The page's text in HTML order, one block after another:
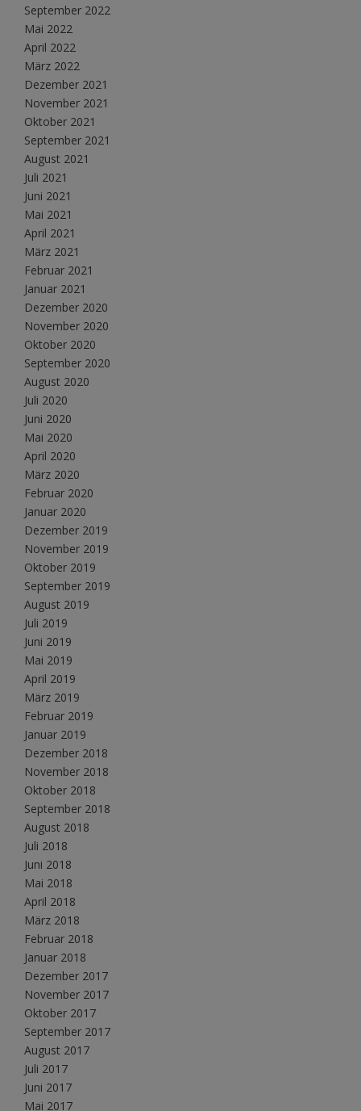
September 2022
Mai 2022
April 2022
März 2022
Dezember 2021
November 2021
Oktober 2021
September 2021
August 2021
Juli 2021
Juni 2021
Mai 2021
April 2021
März 2021
Februar 2021
Januar 2021
Dezember 2020
November 2020
Oktober 2020
September 2020
August 2020
Juli 2020
Juni 2020
Mai 2020
April 2020
März 2020
Februar 2020
Januar 2020
Dezember 2019
November 2019
Oktober 2019
September 2019
August 2019
Juli 2019
Juni 2019
Mai 2019
April 2019
März 2019
Februar 2019
Januar 2019
Dezember 2018
November 2018
Oktober 2018
September 2018
August 2018
Juli 2018
Juni 2018
Mai 2018
April 2018
März 2018
Februar 2018
Januar 2018
Dezember 2017
November 2017
Oktober 2017
September 2017
August 2017
Juli 2017
Juni 2017
Mai 2017